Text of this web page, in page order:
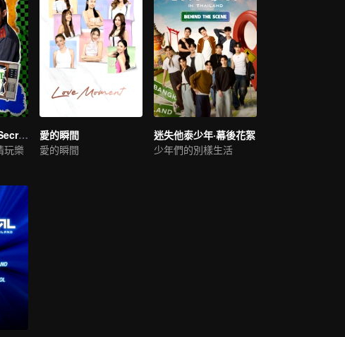
LOVE(X): Girls Secret Party
玩樂
愛的瞬間
愛的瞬間
迷失他泰少年·幕後花絮
少年們的別樣生活